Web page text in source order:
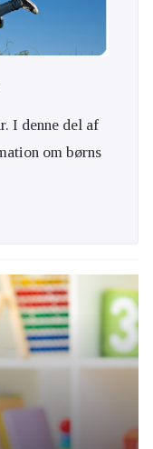
I denne del af
om børns